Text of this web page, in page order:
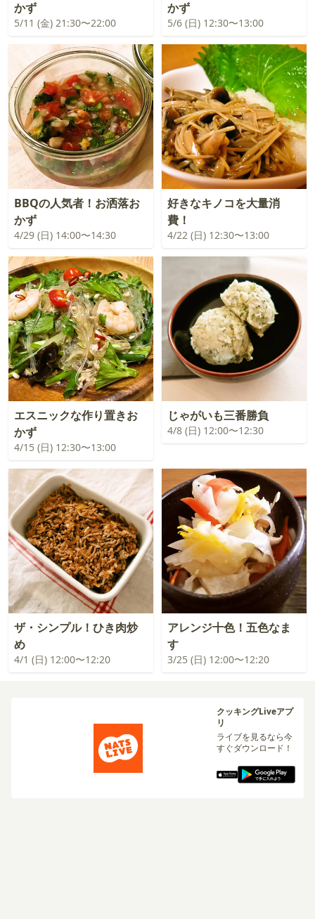
かず
5/11 (金) 21:30〜22:00
かず
5/6 (日) 12:30〜13:00
BBQの人気者！お洒落お
かず
4/29 (日) 14:00〜14:30
好きなキノコを大量消
費！
4/22 (日) 12:30〜13:00
エスニックな作り置きお
かず
4/15 (日) 12:30〜13:00
じゃがいも三番勝負
4/8 (日) 12:00〜12:30
ザ・シンプル！ひき肉炒
め
4/1 (日) 12:00〜12:20
アレンジ十色！五色なま
す
3/25 (日) 12:00〜12:20
クッキングLiveアプ
リ
ライブを見るなら今
すぐダウンロード！